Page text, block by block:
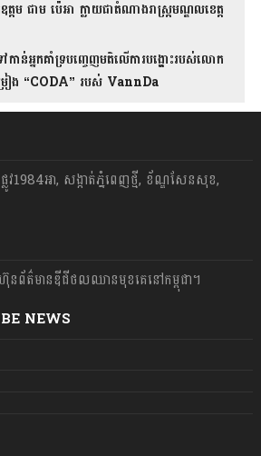
ត្តម ជាម ប៉េអា ក្លាយជាតំណាងរាស្ត្រមណ្ឌលខេត្ត
ន់អ្នកគាំទ្របញ្ចេញមតិលើការបង្ហោះរបស់លោក
រៀង “CODA” រ​​​បស់ VannDa
វ1984អា, សង្កាត់ភ្នំពេញថ្មី, ខ័ណ្ឌសែនសុខ,
ព័ត៌មាន​ឌីជីថលឈាន​មុខ​គេ​នៅ​កម្ពុជា។
NEWS